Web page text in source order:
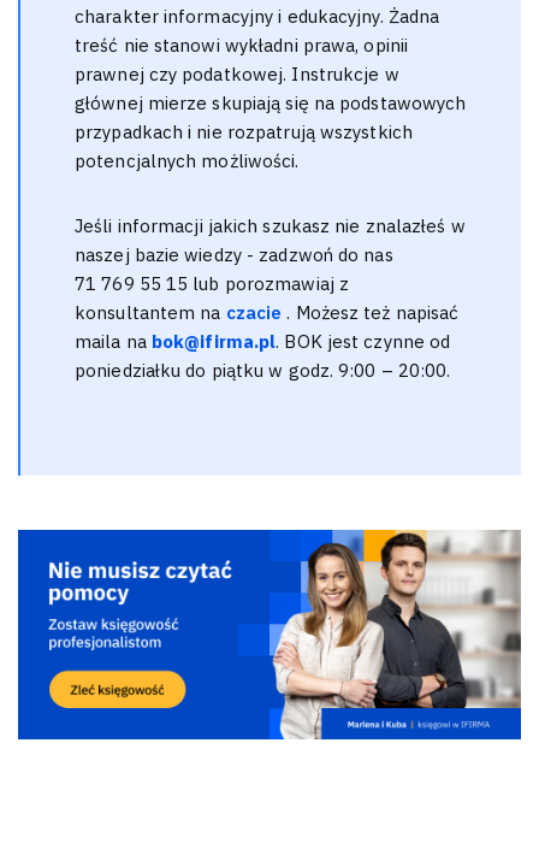
charakter informacyjny i edukacyjny. Żadna
treść nie stanowi wykładni prawa, opinii
prawnej czy podatkowej. Instrukcje w
głównej mierze skupiają się na podstawowych
przypadkach i nie rozpatrują wszystkich
potencjalnych możliwości.
Jeśli informacji jakich szukasz nie znalazłeś w
naszej bazie wiedzy - zadzwoń do nas
71 769 55 15 lub porozmawiaj z
konsultantem na czacie. Możesz też napisać
maila na bok@ifirma.pl. BOK jest czynne od
poniedziałku do piątku w godz. 9:00 – 20:00.